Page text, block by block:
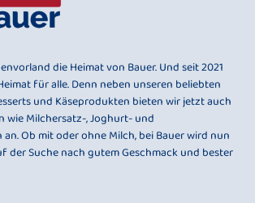
die Heimat von Bauer. Und seit 2021
für alle. Denn neben unseren beliebten
und Käseprodukten bieten wir jetzt auch
wie Milchersatz-, Joghurt- und
Ob mit oder ohne Milch, bei Bauer wird nun
der Suche nach gutem Geschmack und bester